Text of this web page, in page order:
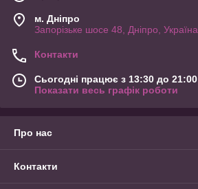
м. Дніпро
Запорізьке шосе 48, Дніпро, Україна
Контакти
Сьогодні працює з 13:30 до 21:00
Показати весь графік роботи
Про нас
Контакти